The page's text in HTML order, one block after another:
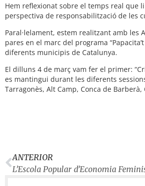
Hem reflexionat sobre el temps real que
perspectiva de responsabilització de les
Paral·lelament, estem realitzant amb les
pares en el marc del programa
diferents municipis de Catalunya.
El dilluns 4 de març vam fer el primer:
es mantingui durant les diferents
Tarragonès, Alt Camp, Conca de
ANTERIOR
L’Escola Popular d’Economia